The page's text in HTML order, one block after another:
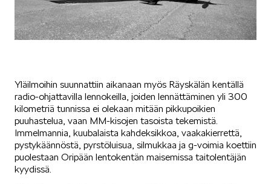
Yläilmoihin suunnattiin aikanaan myös Räyskälän kentällä
radio-ohjattavilla lennokeilla, joiden lennättäminen yli 300
kilometriä tunnissa ei olekaan mitään pikkupoikien
puuhastelua, vaan MM-kisojen tasoista tekemistä.
Immelmannia, kuubalaista kahdeksikkoa, vaakakierrettä,
pystykäännöstä, pyrstöluisua, silmukkaa ja g-voimia koettiin
puolestaan Oripään lentokentän maisemissa taitolentäjän
kyydissä.